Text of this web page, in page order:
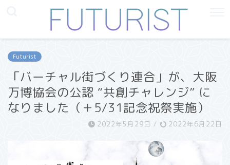
Futurist
「バーチャル街づくり連合」が、大阪
万博協会の公認 “共創チャレンジ” に
なりました（＋5/31記念祝祭実施）
2022年5月29日 / 2022年6月22日